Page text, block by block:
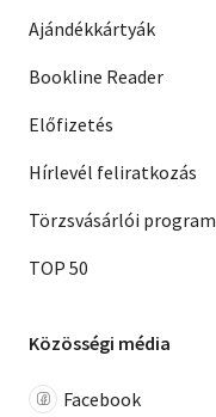
Ajándékkártyák
Bookline Reader
Előfizetés
Hírlevél feliratkozás
Törzsvásárlói program
TOP 50
Közösségi média
Facebook